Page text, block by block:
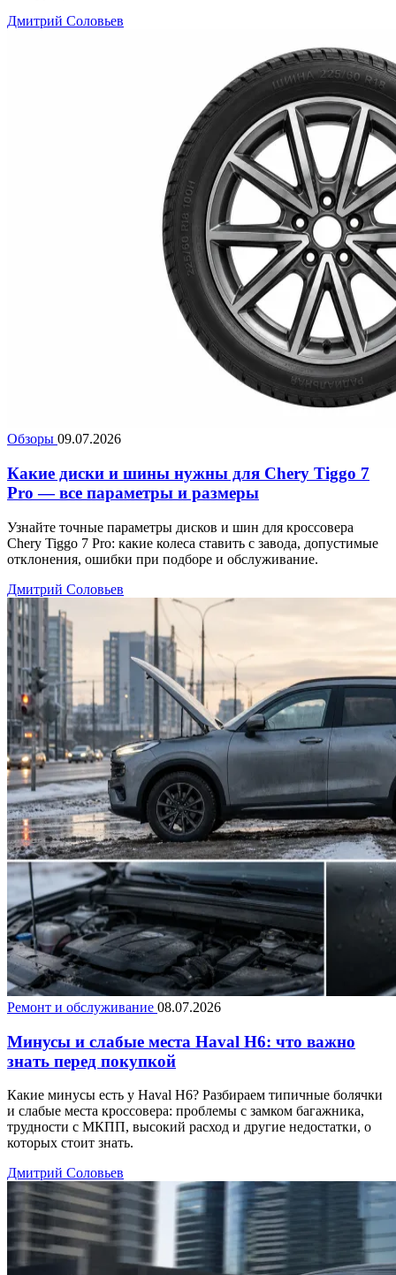
Дмитрий Соловьев
Обзоры 09.07.2026
Какие диски и шины нужны для Chery Tiggo 7
Pro — все параметры и размеры
Узнайте точные параметры дисков и шин для кроссовера
Chery Tiggo 7 Pro: какие колеса ставить с завода, допустимые
отклонения, ошибки при подборе и обслуживание.
Дмитрий Соловьев
Ремонт и обслуживание 08.07.2026
Минусы и слабые места Haval H6: что важно
знать перед покупкой
Какие минусы есть у Haval H6? Разбираем типичные болячки
и слабые места кроссовера: проблемы с замком багажника,
трудности с МКПП, высокий расход и другие недостатки, о
которых стоит знать.
Дмитрий Соловьев